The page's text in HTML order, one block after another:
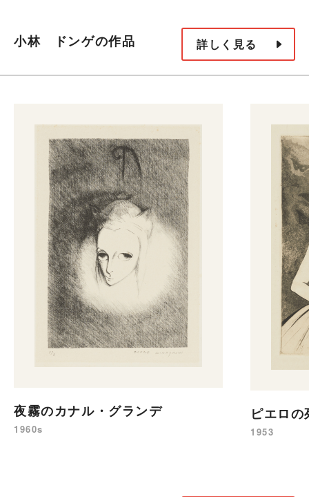
小林 ドンゲの作品 詳しく見る
夜霧のカナル・グランデ
1960s
ピエロの
1953